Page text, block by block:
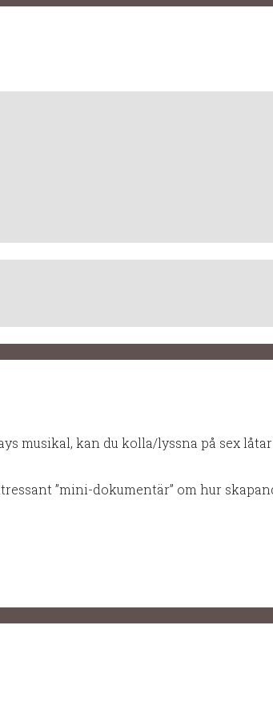
musikal, kan du kolla/lyssna på sex
”mini-dokumentär” om hur